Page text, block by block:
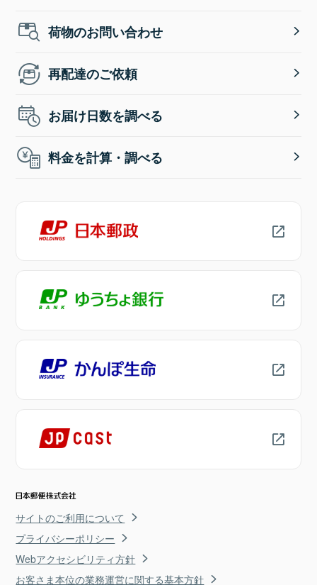
荷物のお問い合わせ
再配達のご依頼
お届け日数を調べる
料金を計算・調べる
サイトのご利用について
プライバシーポリシー
Webアクセシビリティ方針
お客さま本位の業務運営に関する基本方針